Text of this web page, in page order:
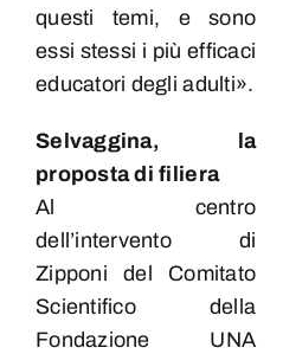
questi temi, e sono
essi stessi i più efficaci
educatori degli adulti».
Selvaggina, la
proposta di filiera
Al centro
dell’intervento di
Zipponi del Comitato
Scientifico della
Fondazione UNA